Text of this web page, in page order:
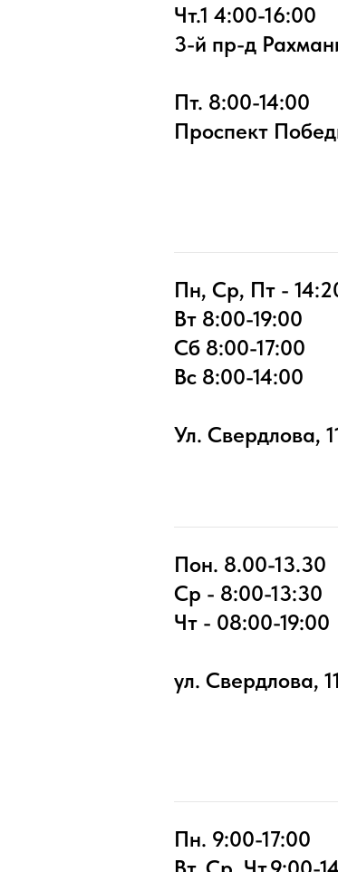
Чт.1 4:00-16:00
3-й пр-д
Пт. 8:00-14:00
Проспект
Пн, Ср, Пт -
Вт 8:00-19:00
Сб 8:00-17:00
Вс 8:00-14:00
Ул. Свердлова,
Пон. 8.00-13.30
Ср - 8:00-13:30
Чт - 08:00-19:00
ул. Свердлова, 11
Пн. 9:00-17:00